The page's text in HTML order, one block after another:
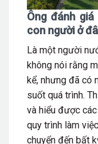
Ông đánh
con người ở
Là một người
không nói rằng
kể, nhưng đã có
suốt quá trình.
và hiểu được
quy trình làm
chuyển đến bất